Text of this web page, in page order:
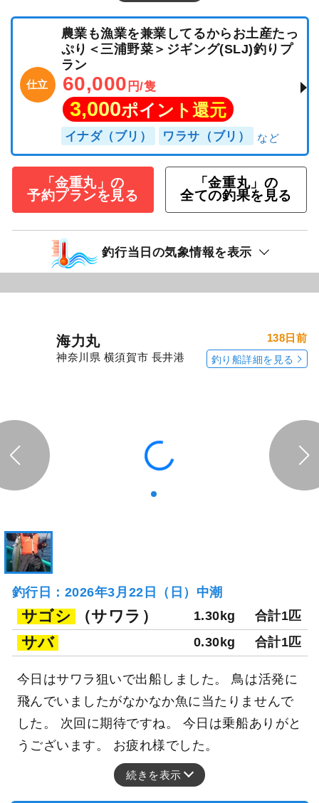
仕立
農業も漁業を兼業してるからお土産たっ
ぷり＜三浦野菜＞ジギング(SLJ)釣りプ
ラン
60,000 円/隻
3,000ポイント還元
イナダ（ブリ） ワラサ（ブリ）
「金重丸」の
予約プランを見る
「金重丸」の
全ての釣果を見る
釣行当日の気象情報を表示
海力丸
神奈川県 横須賀市 長井港
138日前
釣り船詳細を見る
釣行日：2026年3月22日（日）中潮
サゴシ （サワラ） 1.30kg 合計1匹
サバ 0.30kg 合計1匹
今日はサワラ狙いで出船しました。 鳥は活発に
飛んでいましたがなかなか魚に当たりませんで
した。 次回に期待ですね。 今日は乗船ありがと
うございます。 お疲れ様でした。
続きを表示